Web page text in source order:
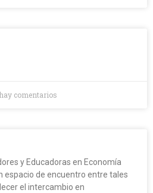
comentarios
y Educadoras en Economía
espacio de encuentro entre tales
el intercambio en